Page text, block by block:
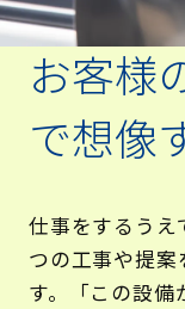
お客様
で想像
仕事をするうえ
つの工事や提
す。「この設備